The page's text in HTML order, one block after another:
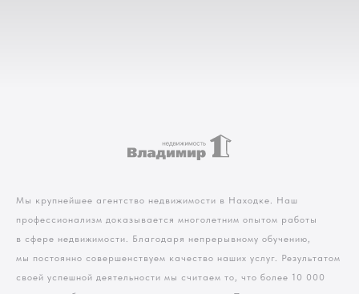
Мы крупнейшее агентство недвижимости в Находке. Наш
профессионализм доказывается многолетним опытом работы
в сфере недвижимости. Благодаря непрерывному обучению,
мы постоянно совершенствуем качество наших услуг. Результатом
своей успешной деятельности мы считаем то, что более 10 000